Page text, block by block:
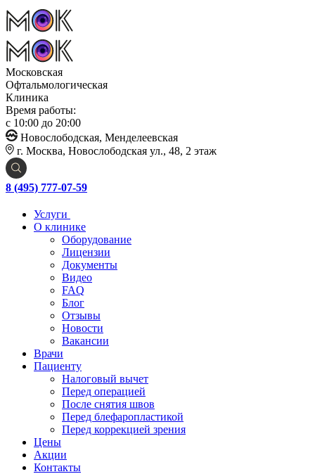
Московская
Офтальмологическая
Клиника
Время работы:
с 10:00 до 20:00
Новослободская, Менделеевская
г. Москва, Новослободская ул., 48, 2 этаж
8 (495) 777-07-59
Услуги
О клинике
Оборудование
Лицензии
Документы
Видео
FAQ
Блог
Отзывы
Новости
Вакансии
Врачи
Пациенту
Налоговый вычет
Перед операцией
После снятия швов
Перед блефаропластикой
Перед коррекцией зрения
Цены
Акции
Контакты